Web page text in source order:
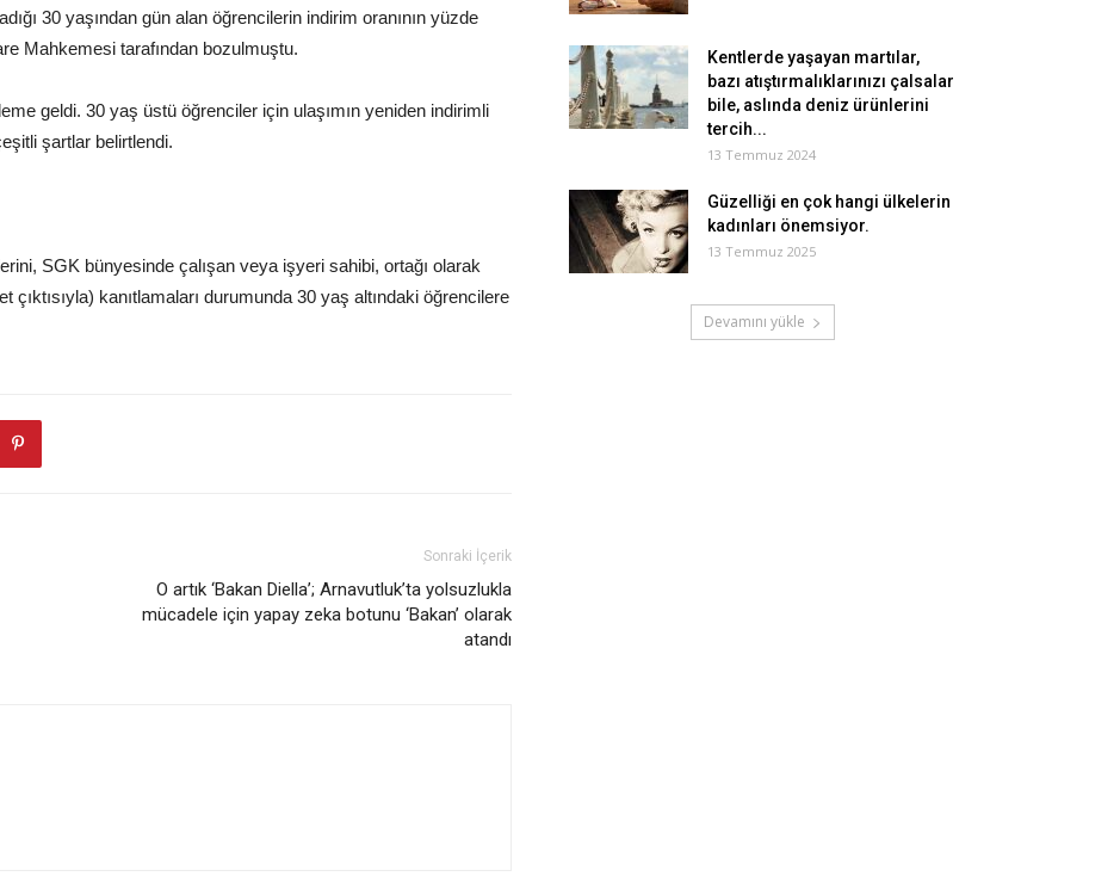
30 yaşından gün alan öğrencilerin indirim oranının yüzde
Mahkemesi tarafından bozulmuştu.
geldi. 30 yaş üstü öğrenciler için ulaşımın yeniden indirimli
şartlar belirtlendi.
SGK bünyesinde çalışan veya işyeri sahibi, ortağı olarak
çıktısıyla) kanıtlamaları durumunda 30 yaş altındaki öğrencilere
Sonraki İçerik
O artık ‘Bakan Diella’; Arnavutluk’ta yolsuzlukla
mücadele için yapay zeka botunu ‘Bakan’ olarak
atandı
Kentlerde yaşayan martılar,
bazı atıştırmalıklarınızı çalsalar
bile, aslında deniz ürünlerini
tercih...
13 Temmuz 2024
Güzelliği en çok hangi ülkelerin
kadınları önemsiyor.
13 Temmuz 2025
Devamını yükle